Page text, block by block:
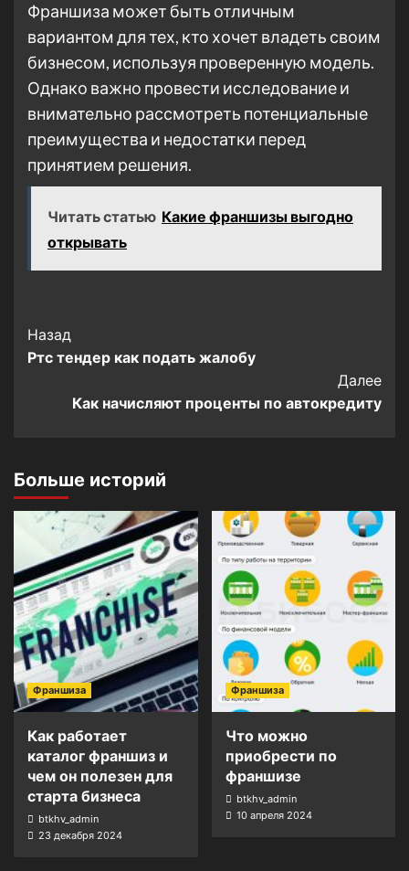
Франшиза может быть отличным
вариантом для тех, кто хочет владеть своим
бизнесом, используя проверенную модель.
Однако важно провести исследование и
внимательно рассмотреть потенциальные
преимущества и недостатки перед
принятием решения.
Читать статью Какие франшизы выгодно
открывать
Post
Navigation
Назад
Ртс тендер как подать жалобу
Далее
Как начисляют проценты по автокредиту
Больше историй
Франшиза
Как работает
каталог франшиз и
чем он полезен для
старта бизнеса
btkhv_admin
23 декабря 2024
Франшиза
Что можно
приобрести по
франшизе
btkhv_admin
10 апреля 2024